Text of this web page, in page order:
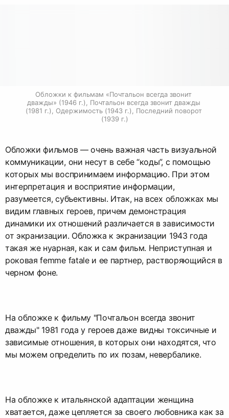
Обложки к фильмам «Почтальон всегда звонит
дважды» (1946 г.), Почтальон всегда звонит дважды
(1981 г.), Одержимость (1943 г.), Последний поворот
(1939 г.)
Обложки фильмов — очень важная часть визуальной
коммуникации, они несут в себе “коды”, с помощью
которых мы воспринимаем информацию. При этом
интерпретация и восприятие информации,
разумеется, субъективны. Итак, на всех обложках мы
видим главных героев, причем демонстрация
динамики их отношений различается в зависимости
от экранизации. Обложка к экранизации 1943 года
такая же нуарная, как и сам фильм. Неприступная и
роковая femme fatale и ее партнер, растворяющийся в
черном фоне.
На обложке к фильму "Почтальон всегда звонит
дважды" 1981 года у героев даже видны токсичные и
зависимые отношения, в которых они находятся, что
мы можем определить по их позам, невербалике.
На обложке к итальянской адаптации женщина
хватается, даже цепляется за своего любовника как за